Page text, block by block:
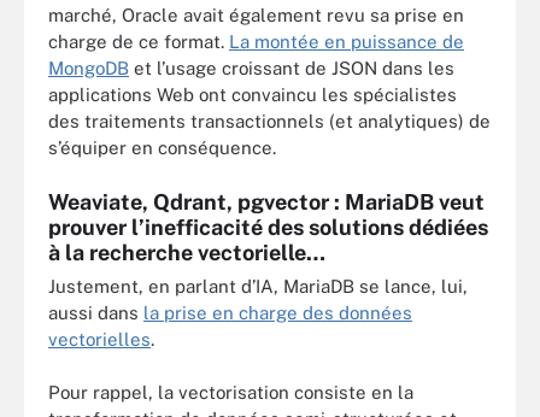
marché, Oracle avait également revu sa prise en
charge de ce format. La montée en puissance de
MongoDB et l’usage croissant de JSON dans les
applications Web ont convaincu les spécialistes
des traitements transactionnels (et analytiques) de
s’équiper en conséquence.
Weaviate, Qdrant, pgvector : MariaDB veut
prouver l’inefficacité des solutions dédiées
à la recherche vectorielle…
Justement, en parlant d’IA, MariaDB se lance, lui,
aussi dans la prise en charge des données
vectorielles.
Pour rappel, la vectorisation consiste en la